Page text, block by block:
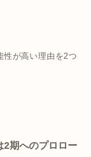
性が高い理由を2つ
期へのプロロー